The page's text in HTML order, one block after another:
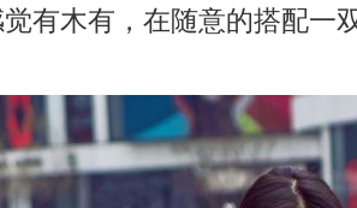
有木有，在随意的搭配一